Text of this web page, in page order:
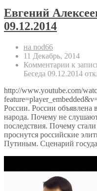
Евгений
09.12.2014
на nod66
11 Декабрь, 2014
Комментарии к
Беседа 09.12.2014
http://www.youtube.com/
России. России
народа. Почему не
последствия. Почему
проснутся российские
Путиным. Сценарий